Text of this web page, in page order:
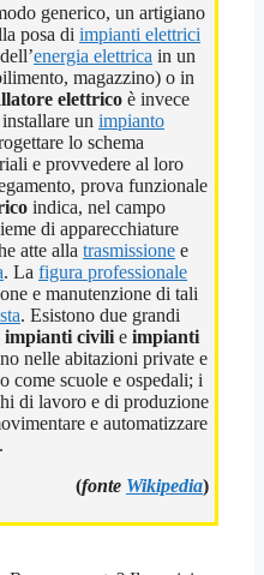
generico, un artigiano
posa di impianti elettrici
energia elettrica in un
magazzino) o in
elettrico è invece
un impianto
lo schema
e provvedere al loro
prova funzionale
indica, nel campo
di apparecchiature
atte alla trasmissione e
. La figura professionale
e manutenzione di tali
. Esistono due grandi
impianti civili e impianti
nelle abitazioni private e
come scuole e ospedali; i
di lavoro e di produzione
e automatizzare
(fonte Wikipedia)